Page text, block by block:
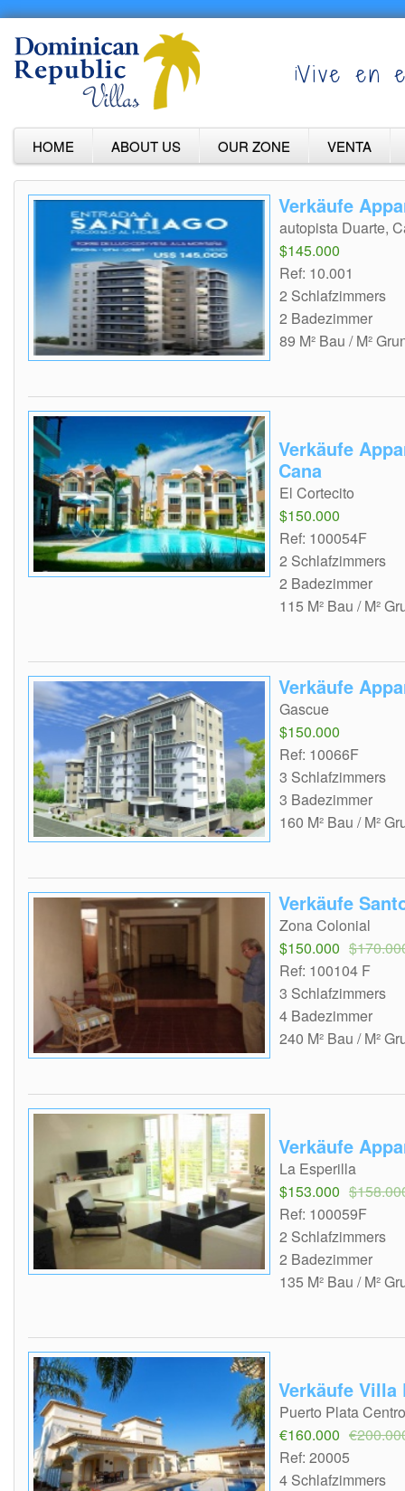
¡Vive en
HOME ABOUT US OUR ZONE VENTA
Verkäufe
autopista Duarte,
$145.000
Ref: 10.001
2 Schlafzimmers
2 Badezimmer
89 M² Bau / M²
Verkäufe
Cana
El Cortecito
$150.000
Ref: 100054F
2 Schlafzimmers
2 Badezimmer
115 M² Bau / M²
Verkäufe
Gascue
$150.000
Ref: 10066F
3 Schlafzimmers
3 Badezimmer
160 M² Bau / M²
Verkäufe
Zona Colonial
$150.000
Ref: 100104 F
3 Schlafzimmers
4 Badezimmer
240 M² Bau / M²
Verkäufe
La Esperilla
$153.000
Ref: 100059F
2 Schlafzimmers
2 Badezimmer
135 M² Bau / M²
Verkäufe Villa
Puerto Plata Centro
€160.000
Ref: 20005
4 Schlafzimmers